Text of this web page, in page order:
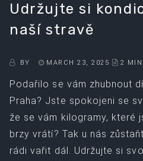
Udržujte si
naší stravě
BY MARCH 23, 2025 2
Podařilo se vám zhubnout
Praha? Jste spokojeni se
že se vám kilogramy, které
brzy vrátí? Tak u nás
rádi vařit dál. Udržujte si